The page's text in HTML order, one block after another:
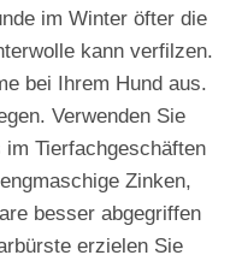
im Winter öfter die
kann verfilzen.
bei Ihrem Hund aus.
Verwenden Sie
Tierfachgeschäften
Zinken,
besser abgegriffen
erzielen Sie